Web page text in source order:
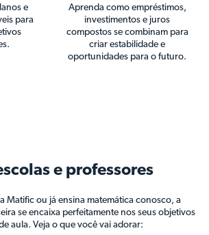
e
para
Aprenda como empréstimos,
investimentos e juros
compostos se combinam para
criar estabilidade e
oportunidades para o futuro.
e professores
Matific ou já ensina matemática conosco, a
se encaixa perfeitamente nos seus objetivos
aula. Veja o que você vai adorar: